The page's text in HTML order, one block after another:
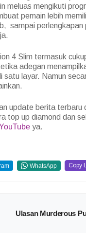
meluas mengikuti
pemain lebih
sampai perlengkapan
4 Slim termasuk
adegan
layar. Namun
update berita terbaru
top up diamond dan
ya.
WhatsApp Copy
Ulasan Murderous